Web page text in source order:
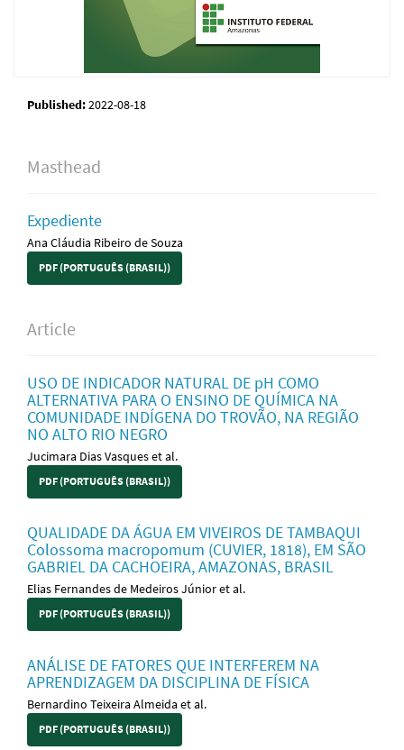
Published:2022-08-18
Masthead
Expediente
Ana Cláudia Ribeiro de Souza
PDF (PORTUGUÊS (BRASIL))
Article
USO DE INDICADOR NATURAL DE pH COMO
ALTERNATIVA PARA O ENSINO DE QUÍMICA NA
COMUNIDADE INDÍGENA DO TROVÃO, NA REGIÃO
NO ALTO RIO NEGRO
Jucimara Dias Vasques et al.
PDF (PORTUGUÊS (BRASIL))
QUALIDADE DA ÁGUA EM VIVEIROS DE TAMBAQUI
Colossoma macropomum (CUVIER, 1818), EM SÃO
GABRIEL DA CACHOEIRA, AMAZONAS, BRASIL
Elias Fernandes de Medeiros Júnior et al.
PDF (PORTUGUÊS (BRASIL))
ANÁLISE DE FATORES QUE INTERFEREM NA
APRENDIZAGEM DA DISCIPLINA DE FÍSICA
Bernardino Teixeira Almeida et al.
PDF (PORTUGUÊS (BRASIL))